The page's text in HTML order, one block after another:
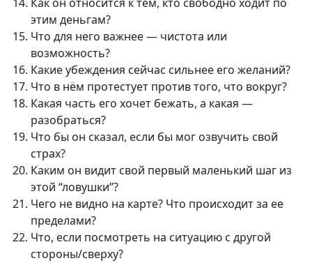
этим деньгам?
Что для него важнее — чистота или
возможность?
Какие убеждения сейчас сильнее его желаний?
Что в нём протестует против того, что вокруг?
Какая часть его хочет бежать, а какая —
разобраться?
Что бы он сказал, если бы мог озвучить свой
страх?
Каким он видит свой первый маленький шаг из
этой “ловушки”?
Чего не видно на карте? Что происходит за ее
пределами?
Что, если посмотреть на ситуацию с другой
стороны/сверху?